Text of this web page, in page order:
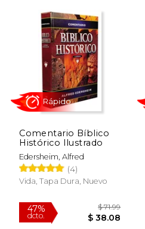
Rápido
Comentario Bíblico
Histórico Ilustrado
Edersheim, Alfred
(4)
Vida, Tapa Dura, Nuevo